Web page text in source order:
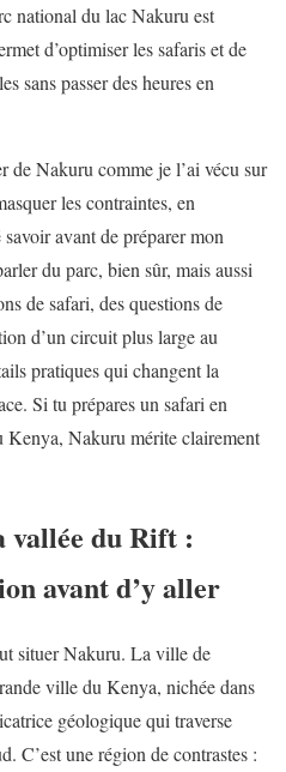
national du lac Nakuru est
d’optimiser les safaris et de
sans passer des heures en
de Nakuru comme je l’ai vécu sur
les contraintes, en
avant de préparer mon
du parc, bien sûr, mais aussi
de safari, des questions de
d’un circuit plus large au
pratiques qui changent la
Si tu prépares un safari en
Nakuru mérite clairement
du Rift :
avant d’y aller
situer Nakuru. La ville de
ville du Kenya, nichée dans
géologique qui traverse
C’est une région de contrastes :